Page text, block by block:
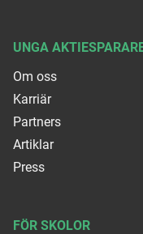
UNGA
Om oss
Karriär
Partners
Artiklar
Press
FÖR SKOLOR